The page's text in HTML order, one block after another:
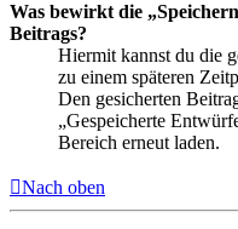
Was bewirkt die
Beitrags?
Hiermit kannst du die
zu einem späteren
Den gesicherten
„Gespeicherte
Bereich erneut laden.
Nach oben